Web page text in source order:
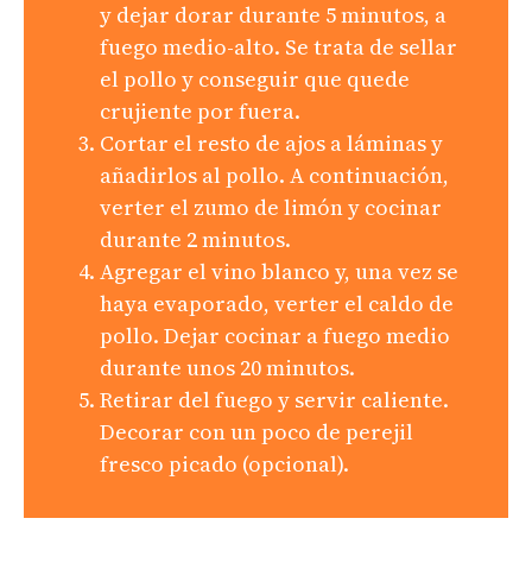
y dejar dorar durante 5 minutos, a
fuego medio-alto. Se trata de sellar
el pollo y conseguir que quede
crujiente por fuera.
Cortar el resto de ajos a láminas y
añadirlos al pollo. A continuación,
verter el zumo de limón y cocinar
durante 2 minutos.
Agregar el vino blanco y, una vez se
haya evaporado, verter el caldo de
pollo. Dejar cocinar a fuego medio
durante unos 20 minutos.
Retirar del fuego y servir caliente.
Decorar con un poco de perejil
fresco picado (opcional).